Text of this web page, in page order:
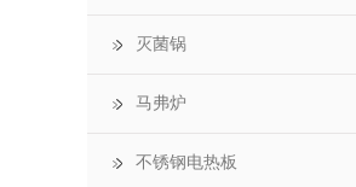
灭菌锅
马弗炉
不锈钢电热板